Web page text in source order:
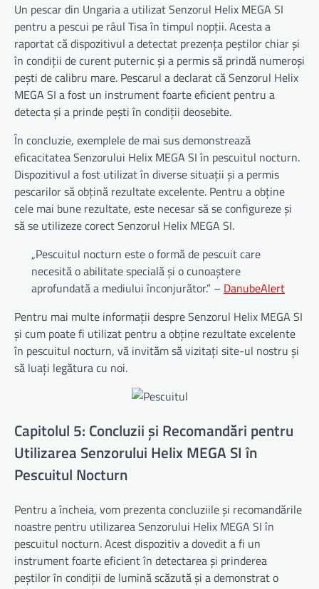
Un pescar din Ungaria a utilizat Senzorul Helix MEGA SI
pentru a pescui pe râul Tisa în timpul nopții. Acesta a
raportat că dispozitivul a detectat prezența peștilor chiar și
în condiții de curent puternic și a permis să prindă numeroși
pești de calibru mare. Pescarul a declarat că Senzorul Helix
MEGA SI a fost un instrument foarte eficient pentru a
detecta și a prinde pești în condiții deosebite.
În concluzie, exemplele de mai sus demonstrează
eficacitatea Senzorului Helix MEGA SI în pescuitul nocturn.
Dispozitivul a fost utilizat în diverse situații și a permis
pescarilor să obțină rezultate excelente. Pentru a obține
cele mai bune rezultate, este necesar să se configureze și
să se utilizeze corect Senzorul Helix MEGA SI.
„Pescuitul nocturn este o formă de pescuit care
necesită o abilitate specială și o cunoaștere
aprofundată a mediului înconjurător.” – DanubeAlert
Pentru mai multe informații despre Senzorul Helix MEGA SI
și cum poate fi utilizat pentru a obține rezultate excelente
în pescuitul nocturn, vă invităm să vizitați site-ul nostru și
să luați legătura cu noi.
Capitolul 5: Concluzii și Recomandări pentru
Utilizarea Senzorului Helix MEGA SI în
Pescuitul Nocturn
Pentru a încheia, vom prezenta concluziile și recomandările
noastre pentru utilizarea Senzorului Helix MEGA SI în
pescuitul nocturn. Acest dispozitiv a dovedit a fi un
instrument foarte eficient în detectarea și prinderea
peștilor în condiții de lumină scăzută și a demonstrat o